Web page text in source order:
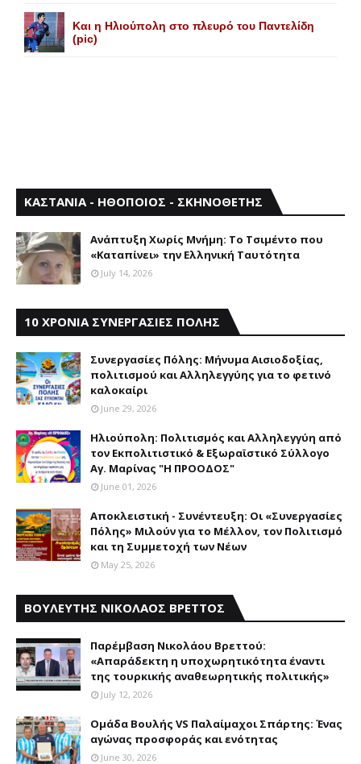
Και η Ηλιούπολη στο πλευρό του Παντελίδη
(pic)
ΚΑΣΤΑΝΙΑ - ΗΘΟΠΟΙΟΣ - ΣΚΗΝΟΘΕΤΗΣ
Aνάπτυξη Xωρίς Mνήμη: Το Τσιμέντο που
«Καταπίνει» την Ελληνική Ταυτότητα
July 14, 2026
10 ΧΡΟΝΙΑ ΣΥΝΕΡΓΑΣΙΕΣ ΠΟΛΗΣ
Συνεργασίες Πόλης: Mήνυμα Aισιοδοξίας,
πολιτισμού και Aλληλεγγύης για το φετινό
καλοκαίρι
June 29, 2026
Ηλιούπολη: Πολιτισμός και Aλληλεγγύη από
τον Εκπολιτιστικό & Εξωραϊστικό Σύλλογο
Αγ. Μαρίνας "Η ΠΡΟΟΔΟΣ"
June 01, 2026
Αποκλειστική - Συνέντευξη: Οι «Συνεργασίες
Πόλης» Μιλούν για το Μέλλον, τον Πολιτισμό
και τη Συμμετοχή των Νέων
May 25, 2026
ΒΟΥΛΕΥΤΗΣ ΝΙΚΟΛΑΟΣ ΒΡΕΤΤΟΣ
Παρέμβαση Nικολάου Bρεττού:
«Aπαράδεκτη η υποχωρητικότητα έναντι
της τουρκικής αναθεωρητικής πολιτικής»
July 12, 2026
Ομάδα Βουλής VS Παλαίμαχοι Σπάρτης: Ένας
αγώνας προσφοράς και ενότητας
June 30, 2026